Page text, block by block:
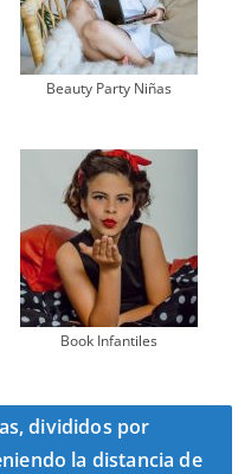
Beauty Party Niñas
Book Infantiles
divididos por
la distancia de